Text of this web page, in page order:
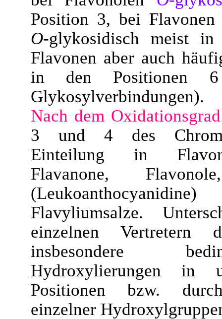
Position 3, bei Flavonen
O-glykosidisch meist
Flavonen aber auch
in den Positionen
Glykosylverbindungen).
Nach dem Oxidationsgrad
3 und 4 des
Einteilung in
Flavanone,
Flavyliumsalze.
einzelnen Vertretern
insbesondere
Hydroxylierungen in
Positionen bzw.
einzelner